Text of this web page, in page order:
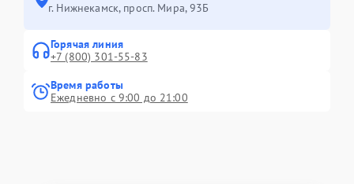
г. Нижнекамск, просп. Мира, 93Б
Горячая линия
+7 (800) 301-55-83
Время работы
Ежедневно с 9:00 до 21:00